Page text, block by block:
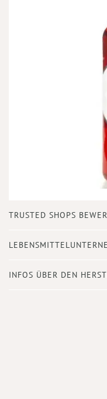
Anfang
Bildergalerie
TRUSTED SHOPS
INFOS ÜBER DEN